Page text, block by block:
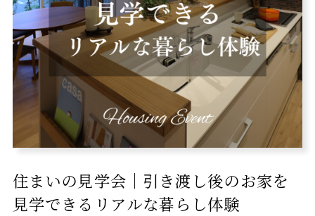
住まいの見学会｜引き渡し後のお家を
見学できるリアルな暮らし体験